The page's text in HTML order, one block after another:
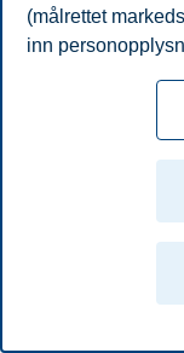
OsloBergen
© 2026
(målrettet
inn
cookies som er
fungere, kan du
samtykke ved å
Les mer om våre
opplysninger vi
for
eller trekke